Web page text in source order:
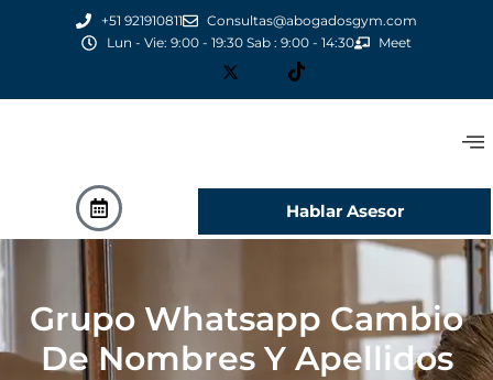
+51 921910811
Consultas@abogadosgym.com
Lun - Vie: 9:00 - 19:30 Sab : 9:00 - 14:30
Meet
Hablar Asesor
Grupo Whatsapp Cambio
De Nombres Y Apellidos